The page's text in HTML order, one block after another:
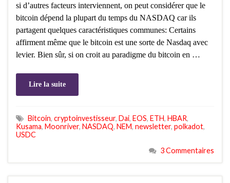
si d’autres facteurs interviennent, on peut considérer que le
bitcoin dépend la plupart du temps du NASDAQ car ils
partagent quelques caractéristiques communes: Certains
affirment même que le bitcoin est une sorte de Nasdaq avec
levier. Bien sûr, si on croit au paradigme du bitcoin en …
Lire la suite
Bitcoin, cryptoinvestisseur, Dai, EOS, ETH, HBAR,
Kusama, Moonriver, NASDAQ, NEM, newsletter, polkadot,
USDC
3 Commentaires